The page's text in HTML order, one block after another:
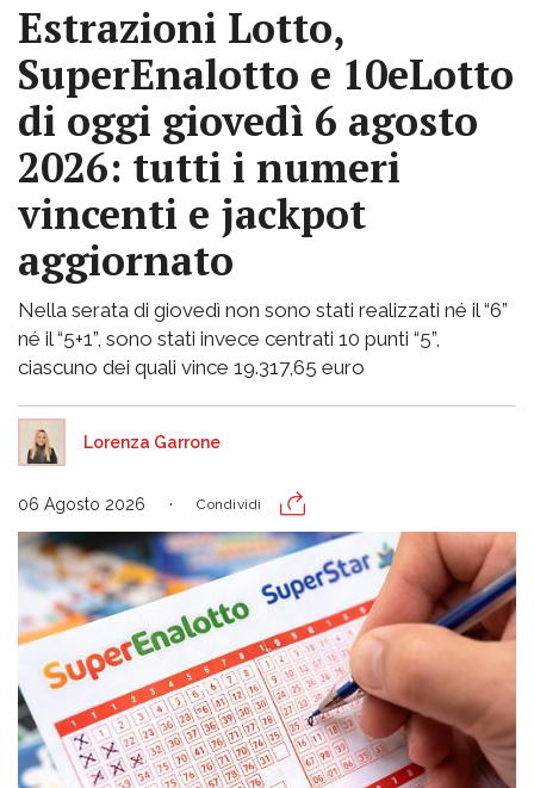
Estrazioni Lotto,
SuperEnalotto e 10eLotto
di oggi giovedì 6 agosto
2026: tutti i numeri
vincenti e jackpot
aggiornato
Nella serata di giovedì non sono stati realizzati né il “6”
né il “5+1”, sono stati invece centrati 10 punti “5”,
ciascuno dei quali vince 19.317,65 euro
Lorenza Garrone
06 Agosto 2026 Condividi